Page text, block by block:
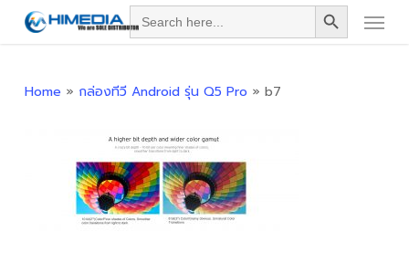
Search
for:
Search Button Menu
Home » กล่องทีวี Android รุ่น Q5 Pro » b7